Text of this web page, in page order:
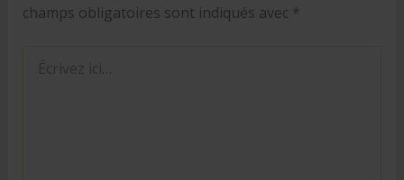
champs obligatoires sont indiqués avec *
ici…